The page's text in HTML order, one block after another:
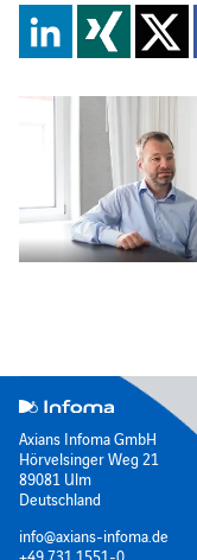
Axians Infoma GmbH
Hörvelsinger Weg 21
89081 Ulm
Deutschland
info@axians-infoma.de
+49 731 1551-0